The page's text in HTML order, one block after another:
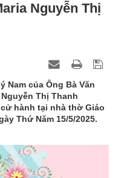
Nguyễn Thị
Nam của Ông Bà Văn
Thị Thanh
hành tại nhà thờ Giáo
Thứ Năm 15/5/2025.